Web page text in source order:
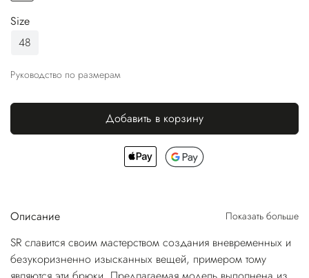
Size
48
Руководство по размерам
Добавить в корзину
Описание Показать больше
SR славится своим мастерством создания вневременных и
безукоризненно изысканных вещей, примером тому